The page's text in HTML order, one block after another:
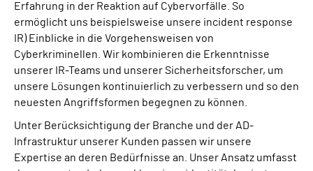
Erfahrung in der Reaktion auf Cybervorfälle. So
ermöglicht uns beispielsweise unsere incident response
IR) Einblicke in die Vorgehensweisen von
Cyberkriminellen. Wir kombinieren die Erkenntnisse
unserer IR-Teams und unserer Sicherheitsforscher, um
unsere Lösungen kontinuierlich zu verbessern und so den
neuesten Angriffsformen begegnen zu können.
Unter Berücksichtigung der Branche und der AD-
Infrastruktur unserer Kunden passen wir unsere
Expertise an deren Bedürfnisse an. Unser Ansatz umfasst